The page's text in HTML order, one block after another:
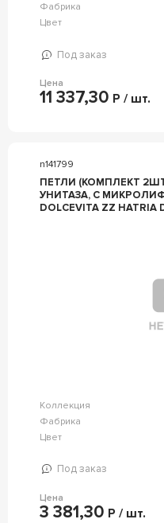
Фабрика
Цвет
Под заказ
Цена
11 337,30 Р / шт.
n141799
ПЕТЛИ (КОМПЛЕКТ
УНИТАЗА, С
DOLCEVITA ZZ HATRIA
Коллекция
Фабрика
Цвет
Под заказ
Цена
3 381,30 Р / шт.